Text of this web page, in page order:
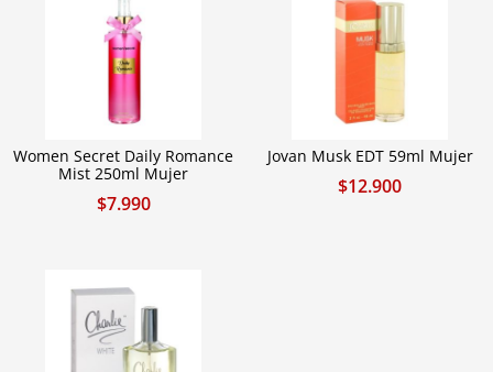
Women Secret Daily Romance
Mist 250ml Mujer
$7.990
Jovan Musk EDT 59ml Mujer
$12.900